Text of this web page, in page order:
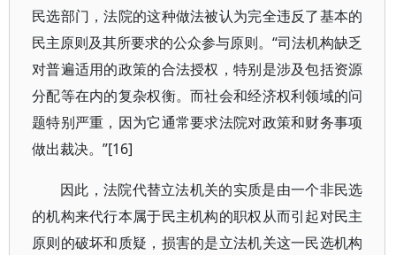
民选部门，法院的这种做法被认为完全违反了基本的
民主原则及其所要求的公众参与原则。“司法机构缺乏
对普遍适用的政策的合法授权，特别是涉及包括资源
分配等在内的复杂权衡。而社会和经济权利领域的问
题特别严重，因为它通常要求法院对政策和财务事项
做出裁决。”[16]
因此，法院代替立法机关的实质是由一个非民选
的机构来代行本属于民主机构的职权从而引起对民主
原则的破坏和质疑，损害的是立法机关这一民选机构